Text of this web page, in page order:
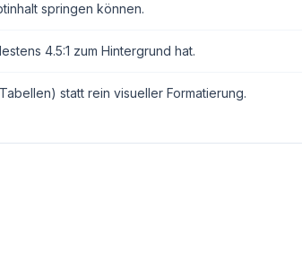
springen können.
4.5:1 zum Hintergrund hat.
statt rein visueller Formatierung.